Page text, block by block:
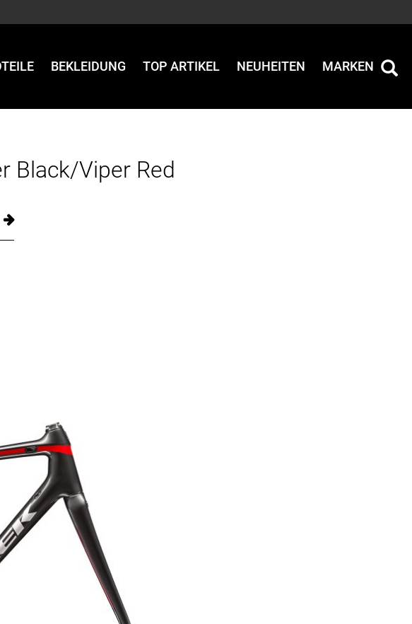
BEKLEIDUNG TOP ARTIKEL NEUHEITEN MARKEN
Black/Viper Red